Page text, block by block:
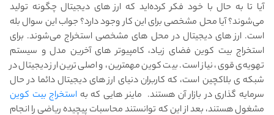
آیا تا به حال با خود فکر کرده‌اید که ارز های دیجیتال چگونه تولید
می‌شوند؟ آیا محل مشخصی برای این کار وجود دارد؟ جواب این سوال بله
است. ارز های دیجیتال در محل های مشخصی استخراج می‌شوند. برای
استخراج بیت کوین فضای زیاد، کامپیوتر های آخرین مدل و سیستم
تهویه‌ی قوی، نیاز است. بیت کوین مهمترین، و اصلی ترین ارز دیجیتال در
شبکه ی بلاکچین است، که کاربران دنیای ارز های دیجیتال دائما در حال
سرمایه گذاری در بازار آن هستند. ماینر هایی که به استخراج بیت کوین
مشغول هستند، بعد از این که توانستند محاسبات پیچیده ریاضی را انجام